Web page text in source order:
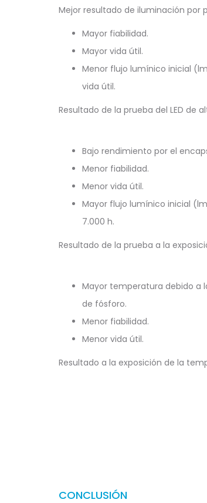
Mejor resultado de iluminación por
Mayor fiabilidad.
Mayor vida útil.
Menor flujo lumínico inicial
vida útil.
Resultado de la prueba del LED de
Bajo rendimiento por el
Menor fiabilidad.
Menor vida útil.
Mayor flujo lumínico inicial
7.000 h.
Resultado de la prueba a la
Mayor temperatura debido a
de fósforo.
Menor fiabilidad.
Menor vida útil.
Resultado a la exposición de la
CONCLUSIÓN